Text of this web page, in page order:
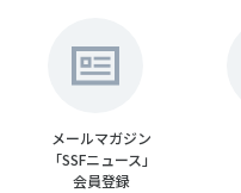
メールマガジン
「SSFニュース」
会員登録